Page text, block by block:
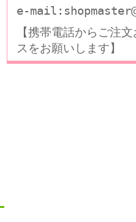
e-
【携帯電話からご注
スをお願いします】